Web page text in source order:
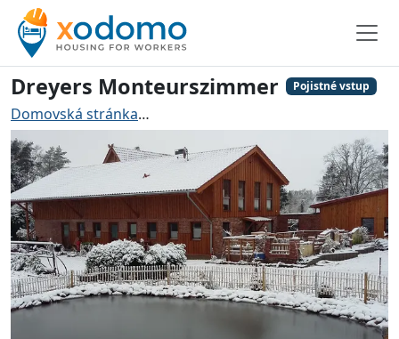
Dreyers Monteurszimmer Pojistné vstup
Domovská stránka